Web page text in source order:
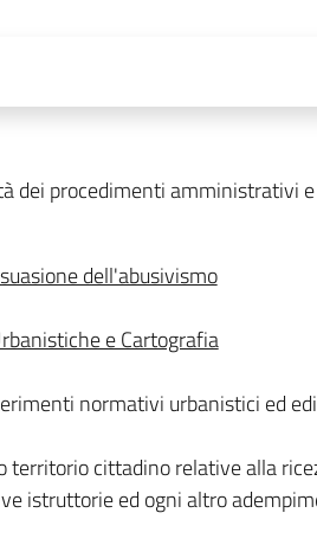
dei procedimenti amministrativi
dell'abusivismo
e Cartografia
normativi urbanistici ed
cittadino relative alla
istruttorie ed ogni altro